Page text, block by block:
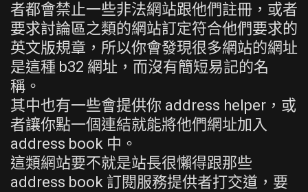
者都會禁止一些非法網站跟他們註冊，或者
要求討論區之類的網站訂定符合他們要求的
英文版規章，所以你會發現很多網站的網址
是這種 b32 網址，而沒有簡短易記的名
稱。
其中也有一些會提供你 address helper，或
者讓你點一個連結就能將他們網址加入
address book 中。
這類網站要不就是站長很懶得跟那些
address book 訂閱服務提供者打交道，要